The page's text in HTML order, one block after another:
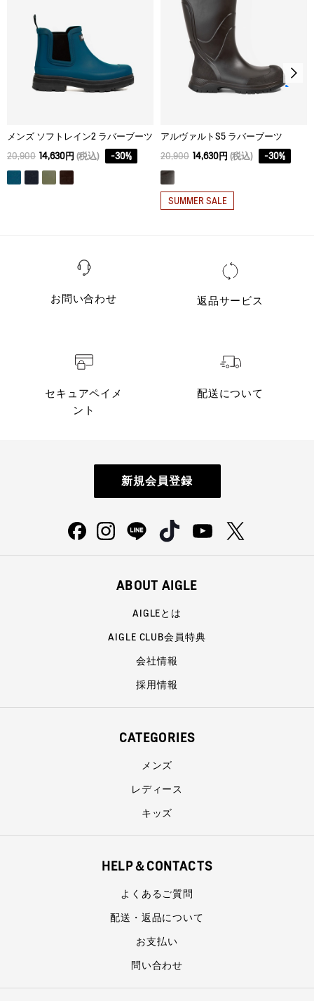
メンズ ソフトレイン2 ラバーブーツ
20,900 14,630円 (税込) -30%
アルヴァルトS5 ラバーブーツ
20,900 14,630円 (税込) -30%
SUMMER SALE
お問い合わせ 返品サービス
セキュアペイメ
ント
配送について
新規会員登録
ABOUT AIGLE
AIGLEとは
AIGLE CLUB会員特典
会社情報
採用情報
CATEGORIES
メンズ
レディース
キッズ
HELP＆CONTACTS
よくあるご質問
配送・返品について
お支払い
問い合わせ